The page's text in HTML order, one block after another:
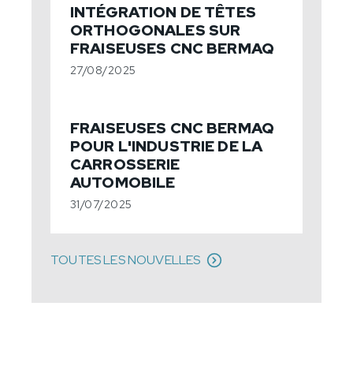
INTÉGRATION DE TÊTES
ORTHOGONALES SUR
FRAISEUSES CNC BERMAQ
27/08/2025
FRAISEUSES CNC BERMAQ
POUR L'INDUSTRIE DE LA
CARROSSERIE
AUTOMOBILE
31/07/2025
TOUTES LES NOUVELLES